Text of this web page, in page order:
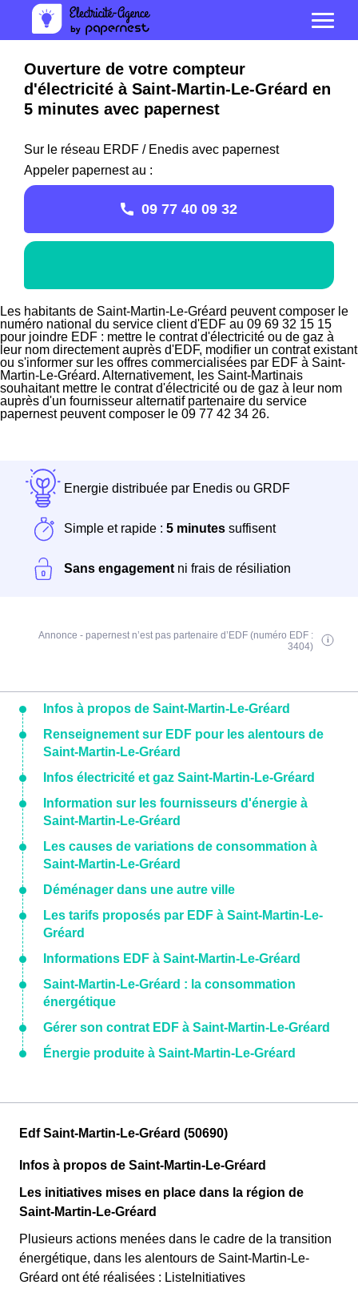
Ouverture de votre compteur
d'électricité à Saint-Martin-Le-Gréard en
5 minutes avec papernest
Sur le réseau ERDF / Enedis avec papernest
Appeler papernest au :
09 77 40 09 32
Les habitants de Saint-Martin-Le-Gréard peuvent composer le
numéro national du service client d'EDF au 09 69 32 15 15
pour joindre EDF : mettre le contrat d'électricité ou de gaz à
leur nom directement auprès d'EDF, modifier un contrat existant
ou s'informer sur les offres commercialisées par EDF à Saint-
Martin-Le-Gréard. Alternativement, les Saint-Martinais
souhaitant mettre le contrat d'électricité ou de gaz à leur nom
auprès d'un fournisseur alternatif partenaire du service
papernest peuvent composer le 09 77 42 34 26.
Energie distribuée par Enedis ou GRDF
Simple et rapide : 5 minutes suffisent
Sans engagement ni frais de résiliation
Annonce - papernest n’est pas partenaire d’EDF (numéro EDF :
3404)
Infos à propos de Saint-Martin-Le-Gréard
Renseignement sur EDF pour les alentours de
Saint-Martin-Le-Gréard
Infos électricité et gaz Saint-Martin-Le-Gréard
Information sur les fournisseurs d'énergie à
Saint-Martin-Le-Gréard
Les causes de variations de consommation à
Saint-Martin-Le-Gréard
Déménager dans une autre ville
Les tarifs proposés par EDF à Saint-Martin-Le-
Gréard
Informations EDF à Saint-Martin-Le-Gréard
Saint-Martin-Le-Gréard : la consommation
énergétique
Gérer son contrat EDF à Saint-Martin-Le-Gréard
Énergie produite à Saint-Martin-Le-Gréard
Edf Saint-Martin-Le-Gréard (50690)
Infos à propos de Saint-Martin-Le-Gréard
Les initiatives mises en place dans la région de
Saint-Martin-Le-Gréard
Plusieurs actions menées dans le cadre de la transition
énergétique, dans les alentours de Saint-Martin-Le-
Gréard ont été réalisées : ListeInitiatives